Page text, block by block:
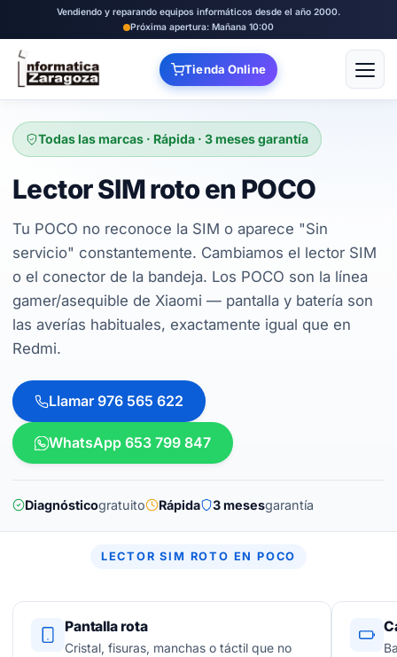
Vendiendo y reparando equipos informáticos desde el año 2000.
Próxima apertura: Mañana 10:00
Tienda Online Abrir
Todas las marcas · Rápida · 3 meses garantía
Lector SIM roto en POCO
Tu POCO no reconoce la SIM o aparece "Sin
servicio" constantemente. Cambiamos el lector SIM
o el conector de la bandeja. Los POCO son la línea
gamer/asequible de Xiaomi — pantalla y batería son
las averías habituales, exactamente igual que en
Redmi.
Llamar 976 565 622
WhatsApp 653 799 847
Diagnósticogratuito Rápida 3 mesesgarantía
LECTOR SIM ROTO EN POCO
Pantalla rota
Cristal, fisuras, manchas o táctil que no